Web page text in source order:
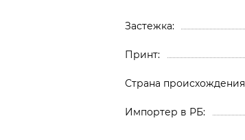
Застежка
Принт
Страна происхождения
Импортер в РБ